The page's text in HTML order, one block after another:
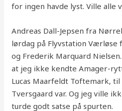
for ingen havde lyst. Ville alle
Andreas Dall-Jepsen fra
lørdag på Flyvstation Værløse
og Frederik Marquard
at jeg ikke kendte Amager-
Lucas Maarfeldt Toftemark,
Tversgaard var. Og jeg ville
turde godt satse på spurten.